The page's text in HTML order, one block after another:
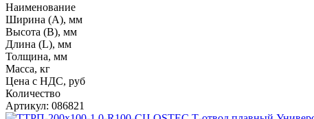
Наименование
Ширина (А), мм
Высота (В), мм
Длина (L), мм
Толщина, мм
Масса, кг
Цена с НДС, руб
Количество
Артикул: 086821